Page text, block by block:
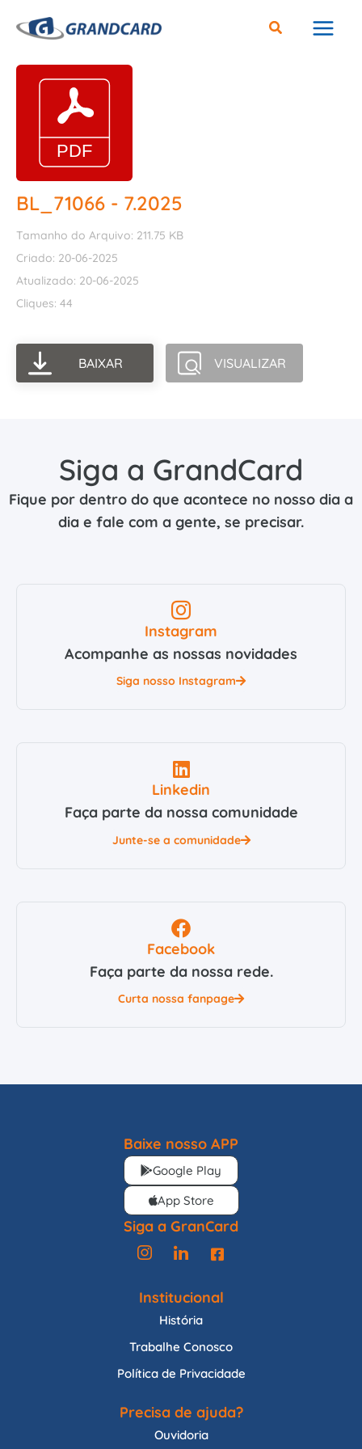
para
BL_71066 - 7.2025
Tamanho do Arquivo: 211.75 KB
Criado: 20-06-2025
Atualizado: 20-06-2025
Cliques: 44
BAIXAR VISUALIZAR
Siga a GrandCard
Fique por dentro do que acontece no nosso dia a
dia e fale com a gente, se precisar.
Instagram
Acompanhe as nossas novidades
Siga nosso Instagram
Linkedin
Faça parte da nossa comunidade
Junte-se a comunidade
Facebook
Faça parte da nossa rede.
Curta nossa fanpage
Baixe nosso APP
Google Play
App Store
Siga a GranCard
Institucional
História
Trabalhe Conosco
Política de Privacidade
Precisa de ajuda?
Ouvidoria